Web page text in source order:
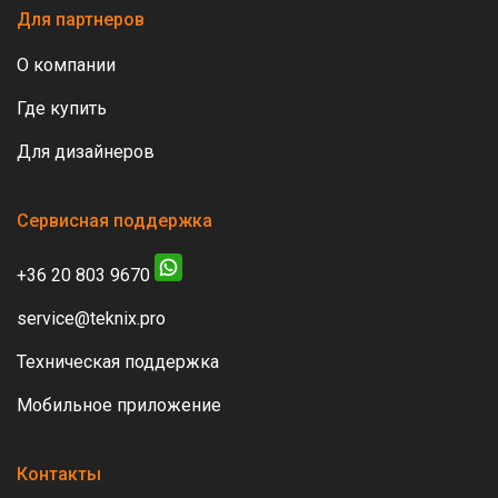
Для партнеров
О компании
Где купить
Для дизайнеров
Сервисная поддержка
+36 20 803 9670
service@teknix.pro
Техническая поддержка
Мобильное приложение
Контакты